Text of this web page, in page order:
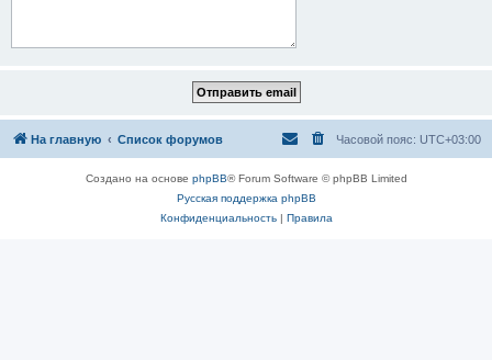
На главную Список форумов Часовой пояс: UTC+03:00
Создано на основе phpBB® Forum Software © phpBB Limited
Русская поддержка phpBB
Конфиденциальность| Правила